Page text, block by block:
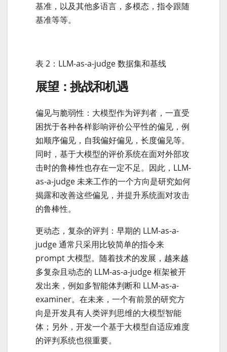
基准，以及其他多语言，多模态，指令跟随
基准等等。
表 2：LLM-as-a-judge 数据集和基线
展望：挑战和机遇
偏见与脆弱性：大模型作为评判者，一直受
困扰于各种各样影响评价公平性的偏见，例
如顺序偏见，自我偏好偏见，长度偏见等。
同时，基于大模型的评价系统在面对外部攻
击时的鲁棒性也存在一定不足。因此，LLM-
as-a-judge 未来工作的一个方向是研究如何
揭露和改善这些偏见，并提升系统面对攻击
的鲁棒性。
更动态，复杂的评判：早期的 LLM-as-a-
judge 通常只采用比较简单的指令来
prompt 大模型。随着技术的发展，越来越
多复杂且动态的 LLM-as-a-judge 框架被开
发出来，例如多智能体判断和 LLM-as-a-
examiner。在未来，一个有前景的研究方
向是开发具有人类评判思维的大模型智能
体；另外，开发一个基于大模型自适应难度
的评判系统也很重要。